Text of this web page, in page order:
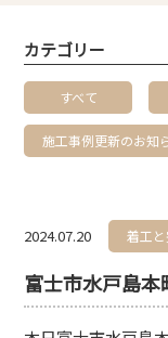
カテゴリー
すべて
施工事例更新のお知
2024.07.20 着工
富士市水戸島